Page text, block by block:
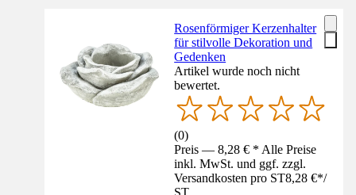
Rosenförmiger Kerzenhalter
für stilvolle Dekoration und
Gedenken
Artikel wurde noch nicht
bewertet.
(0)
Preis — 8,28 € * Alle Preise
inkl. MwSt. und ggf. zzgl.
Versandkosten pro ST8,28 €*/
ST